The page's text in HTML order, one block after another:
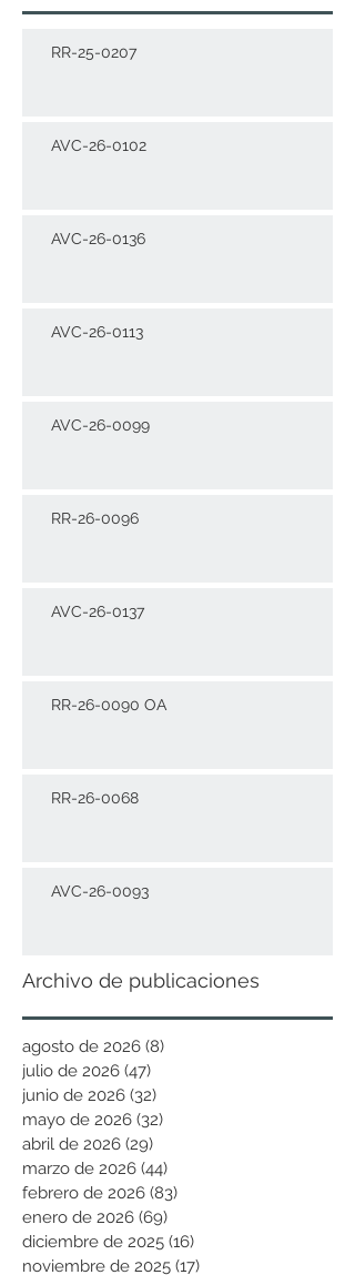
RR-25-0207
AVC-26-0102
AVC-26-0136
AVC-26-0113
AVC-26-0099
RR-26-0096
AVC-26-0137
RR-26-0090 OA
RR-26-0068
AVC-26-0093
Archivo de publicaciones
agosto de 2026 (8)
julio de 2026 (47)
junio de 2026 (32)
mayo de 2026 (32)
abril de 2026 (29)
marzo de 2026 (44)
febrero de 2026 (83)
enero de 2026 (69)
diciembre de 2025 (16)
noviembre de 2025 (17)